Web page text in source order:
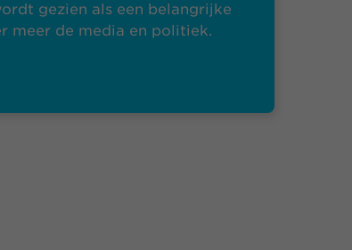
gezien als een belangrijke
meer de media en politiek.